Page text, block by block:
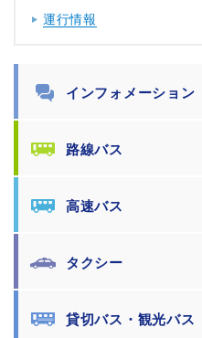
運行情報
インフォメーション
路線バス
高速バス
タクシー
貸切バス・観光バス